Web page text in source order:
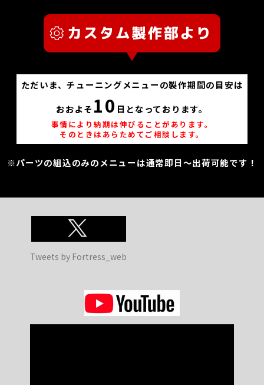
ただいま、チューニングメニューの製作期間の目安は
おおよそ 10 日となっております。
事情により納期は伸びることがあります。
そのときはあらためてご相談します。
※パーツの組込のみのメニューは通常即日～出荷可能です！
Tweets by Fortress_web